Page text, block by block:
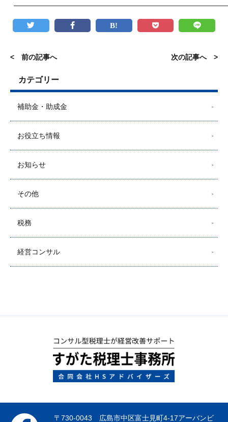
< 前の記事へ 次の記事へ >
カテゴリー
補助金・助成金
お役立ち情報
お知らせ
その他
税務
経営コンサル
〒730-0043 広島市中区富士見町4-17アーバンビ